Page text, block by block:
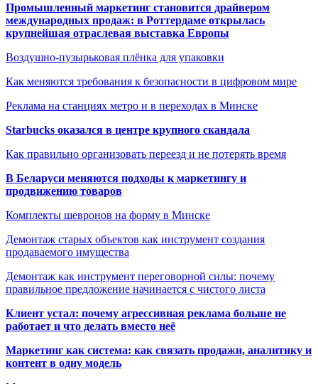
Промышленный маркетинг становится драйвером
международных продаж: в Роттердаме открылась
крупнейшая отраслевая выставка Европы
Воздушно-пузырьковая плёнка для упаковки
Как меняются требования к безопасности в цифровом мире
Реклама на станциях метро и в переходах в Минске
Starbucks оказался в центре крупного скандала
Как правильно организовать переезд и не потерять время
В Беларуси меняются подходы к маркетингу и
продвижению товаров
Комплекты шевронов на форму в Минске
Демонтаж старых объектов как инструмент создания
продаваемого имущества
Демонтаж как инструмент переговорной силы: почему
правильное предложение начинается с чистого листа
Клиент устал: почему агрессивная реклама больше не
работает и что делать вместо неё
Маркетинг как система: как связать продажи, аналитику и
контент в одну модель